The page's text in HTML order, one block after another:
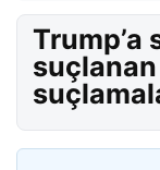
Trump’a